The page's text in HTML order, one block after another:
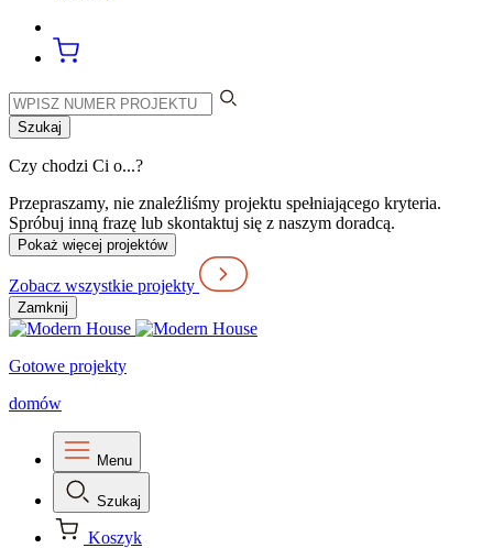
Szukaj
Czy chodzi Ci o...?
Przepraszamy, nie znaleźliśmy projektu spełniającego kryteria.
Spróbuj inną frazę lub skontaktuj się z naszym doradcą.
Pokaż więcej projektów
Zobacz wszystkie projekty
Zamknij
Gotowe projekty
domów
Menu
Szukaj
Koszyk